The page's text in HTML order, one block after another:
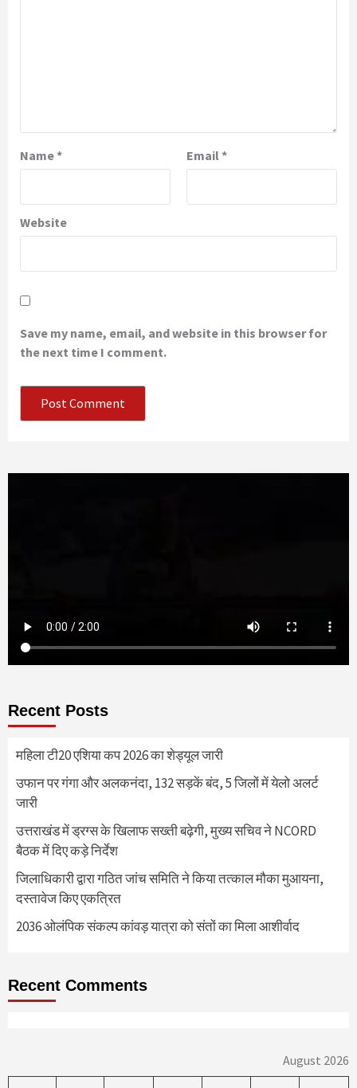
Name* Email *
Website
Save my name, email, and website in this browser for
the next time I comment.
Recent Posts
महिला टी20 एशिया कप 2026 का शेड्यूल जारी
उफान पर गंगा और अलकनंदा, 132 सड़कें बंद, 5 जिलों में येलो अलर्ट
जारी
उत्तराखंड में ड्रग्स के खिलाफ सख्ती बढ़ेगी, मुख्य सचिव ने NCORD
बैठक में दिए कड़े निर्देश
जिलाधिकारी द्वारा गठित जांच समिति ने किया तत्काल मौका मुआयना,
दस्तावेज किए एकत्रित
2036 ओलंपिक संकल्प कांवड़ यात्रा को संतों का मिला आशीर्वाद
Recent Comments
August 2026